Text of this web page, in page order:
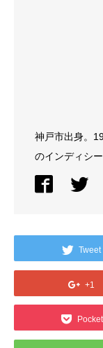
神戸市出身。
のインディシ
Tweet
+1
Pocket